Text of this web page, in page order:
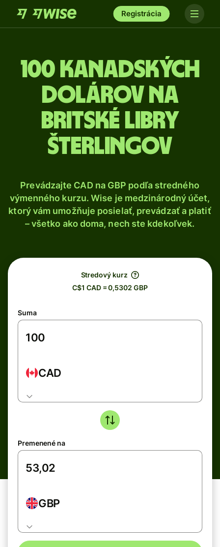
Registrácia
100 Kanadských
dolárov na
britské libry
šterlingov
Prevádzajte CAD na GBP podľa stredného
výmenného kurzu. Wise je medzinárodný účet,
ktorý vám umožňuje posielať, prevádzať a platiť
– všetko ako doma, nech ste kdekoľvek.
Stredový kurz
C$1 CAD = 0,5302 GBP
Suma
CAD
Premenené na
GBP